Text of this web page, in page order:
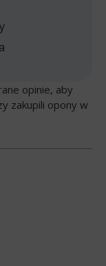
opinie, aby
zakupili opony w